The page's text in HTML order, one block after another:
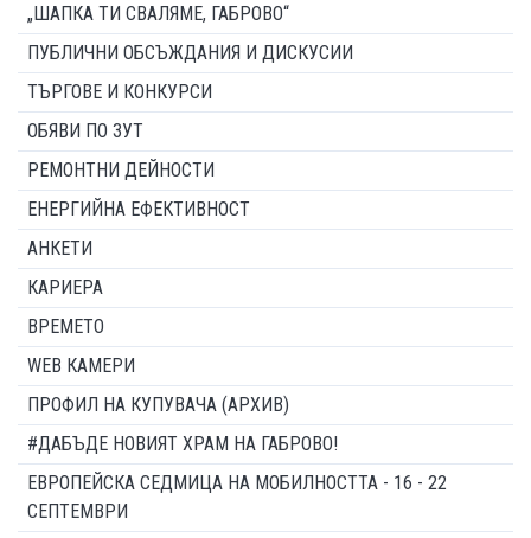
„ШАПКА ТИ СВАЛЯМЕ, ГАБРОВО“
ПУБЛИЧНИ ОБСЪЖДАНИЯ И ДИСКУСИИ
ТЪРГОВЕ И КОНКУРСИ
ОБЯВИ ПО ЗУТ
РЕМОНТНИ ДЕЙНОСТИ
ЕНЕРГИЙНА ЕФЕКТИВНОСТ
АНКЕТИ
КАРИЕРА
ВРЕМЕТО
WEB КАМЕРИ
ПРОФИЛ НА КУПУВАЧА (АРХИВ)
#ДАБЪДЕ НОВИЯТ ХРАМ НА ГАБРОВО!
ЕВРОПЕЙСКА СЕДМИЦА НА МОБИЛНОСТТА - 16 - 22
СЕПТЕМВРИ